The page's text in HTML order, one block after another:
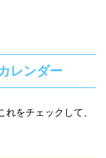
レンダー
をチェックして、